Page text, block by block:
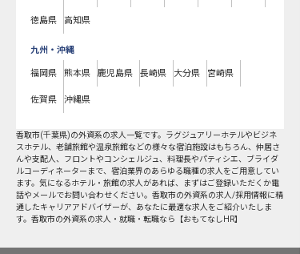
徳島県 高知県
九州・沖縄
福岡県 熊本県 鹿児島県 長崎県 大分県 宮崎県
佐賀県 沖縄県
香取市(千葉県)の外資系の求人一覧です。ラグジュアリーホテルやビジネ
スホテル、老舗旅館や温泉旅館などの様々な宿泊施設はもちろん、仲居さ
んや支配人、フロントやコンシェルジュ、料理長やパティシエ、ブライダ
ルコーディネーターまで、宿泊業界のあらゆる職種の求人をご用意してい
ます。気になるホテル・旅館の求人があれば、まずはご登録いただくか電
話やメールでお問い合わせください。香取市の外資系の求人/採用情報に精
通したキャリアアドバイザーが、あなたに最適な求人をご紹介いたしま
す。香取市の外資系の求人・就職・転職なら【おもてなしHR】